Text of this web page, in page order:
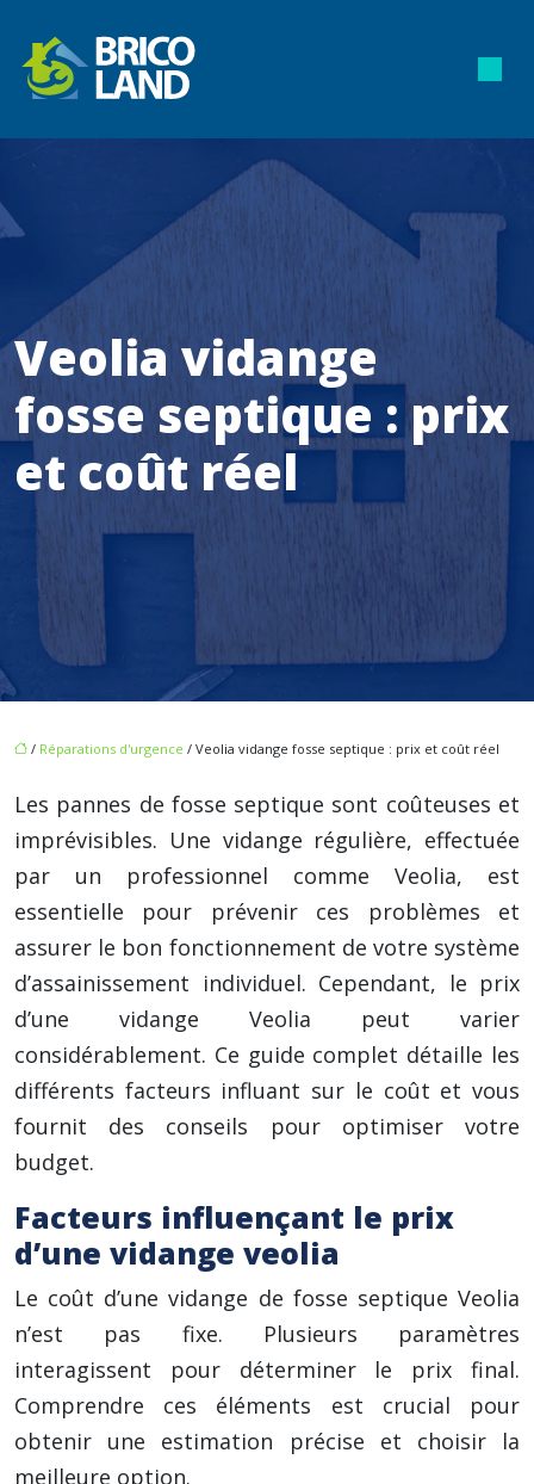
Veolia vidange
fosse septique : prix
et coût réel
/ Réparations d'urgence / Veolia vidange fosse septique : prix et coût réel
Les pannes de fosse septique sont coûteuses et
imprévisibles. Une vidange régulière, effectuée
par un professionnel comme Veolia, est
essentielle pour prévenir ces problèmes et
assurer le bon fonctionnement de votre système
d’assainissement individuel. Cependant, le prix
d’une vidange Veolia peut varier
considérablement. Ce guide complet détaille les
différents facteurs influant sur le coût et vous
fournit des conseils pour optimiser votre
budget.
Facteurs influençant le prix
d’une vidange veolia
Le coût d’une vidange de fosse septique Veolia
n’est pas fixe. Plusieurs paramètres
interagissent pour déterminer le prix final.
Comprendre ces éléments est crucial pour
obtenir une estimation précise et choisir la
meilleure option.